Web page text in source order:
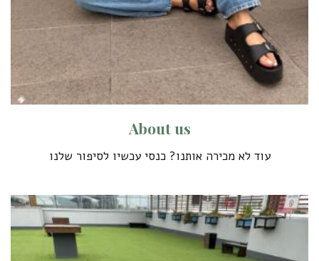
About us
עוד לא מכירה אותנו? כנסי עכשיו לסיפור שלנו